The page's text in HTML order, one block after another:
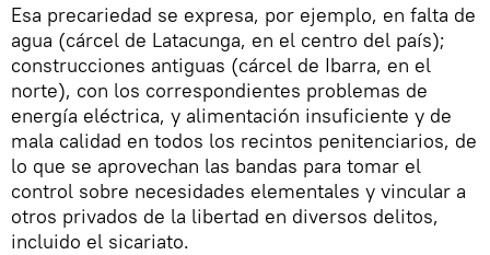
Esa precariedad se expresa, por ejemplo, en falta de
agua (cárcel de Latacunga, en el centro del país);
construcciones antiguas (cárcel de Ibarra, en el
norte), con los correspondientes problemas de
energía eléctrica, y alimentación insuficiente y de
mala calidad en todos los recintos penitenciarios, de
lo que se aprovechan las bandas para tomar el
control sobre necesidades elementales y vincular a
otros privados de la libertad en diversos delitos,
incluido el sicariato.